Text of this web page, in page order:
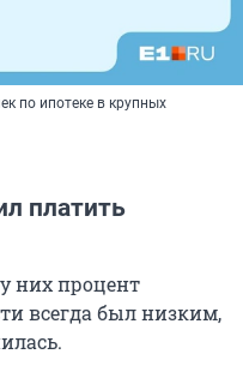
по ипотеке в крупных
платить
них процент
всегда был низким,